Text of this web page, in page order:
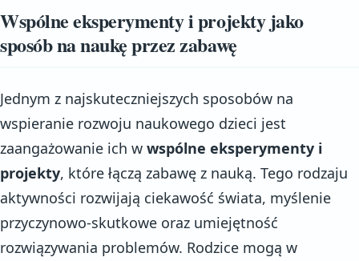
Wspólne eksperymenty i projekty jako
sposób na naukę przez zabawę
Jednym z najskuteczniejszych sposobów na
wspieranie rozwoju naukowego dzieci jest
zaangażowanie ich w wspólne eksperymenty i
projekty, które łączą zabawę z nauką. Tego rodzaju
aktywności rozwijają ciekawość świata, myślenie
przyczynowo-skutkowe oraz umiejętność
rozwiązywania problemów. Rodzice mogą w